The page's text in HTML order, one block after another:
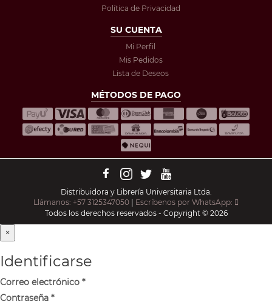
Política de Privacidad
SU CUENTA
Mi Perfil
Mis Pedidos
Lista de Deseos
MÉTODOS DE PAGO
Distribuidora y Librería Universitaria Ltda.
Llámanos: +57 3125347050 | Escríbenos por WhatsApp:
Todos los derechos reservados - Copyright © 2026
×
Identificarse
Correo electrónico *
Contraseña *